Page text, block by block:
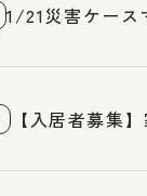
1/21災害ケース
【入居者募集